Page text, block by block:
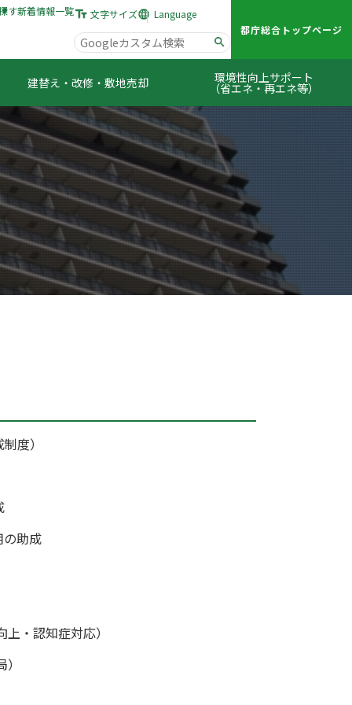
建替え・改修・敷地売却 環境性向上サポート
（省エネ・再エネ等）
す新着情報一覧 文字サイズ Language
Google
カ
ス
タ
ム
検
索
都庁総合トップページ
度）
助成
・認知症対応）